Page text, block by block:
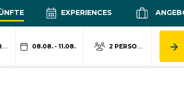
EXPERIENCES
08.08. - 11.08. 2 PERSONEN